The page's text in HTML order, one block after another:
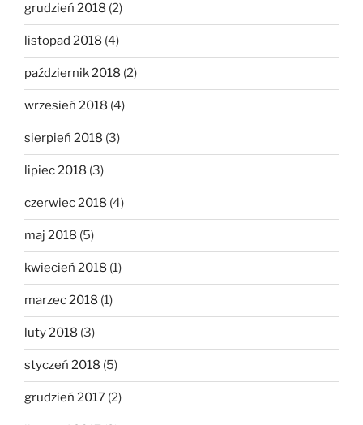
grudzień 2018 (2)
listopad 2018 (4)
październik 2018 (2)
wrzesień 2018 (4)
sierpień 2018 (3)
lipiec 2018 (3)
czerwiec 2018 (4)
maj 2018 (5)
kwiecień 2018 (1)
marzec 2018 (1)
luty 2018 (3)
styczeń 2018 (5)
grudzień 2017 (2)